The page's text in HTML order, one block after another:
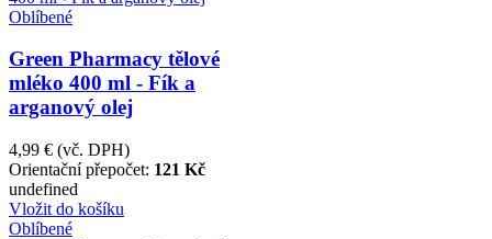
Oblíbené
Green Pharmacy tělové
mléko 400 ml - Fík a
arganový olej
4,99 € (vč. DPH)
Orientační přepočet: 121 Kč
undefined
Vložit do košíku
Oblíbené